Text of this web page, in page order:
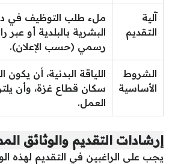
آلية
التقديم
ملء طلب التوظيف في
البشرية بالبلدية أو عبر
رسمي (حسب الإعلان).
الشروط
الأساسية
اللياقة البدنية، أن
سكان قطاع غزة، وأن
العمل.
إرشادات التقديم والوثائق
يجب على الراغبين في التقديم لهذه